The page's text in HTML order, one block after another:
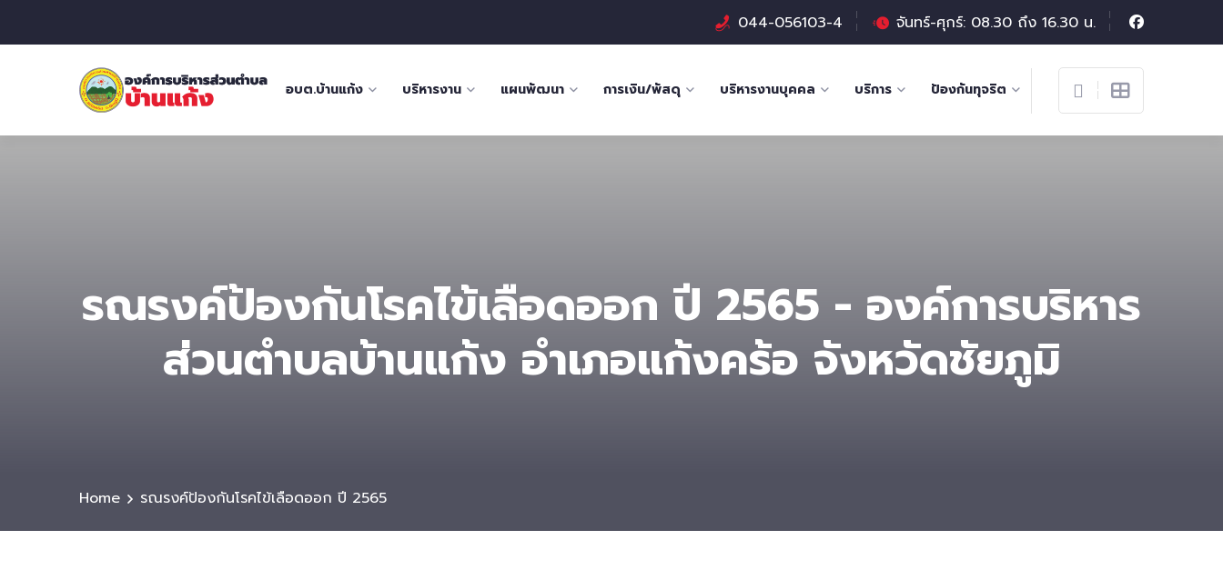
044-056103-4 จันทร์-ศุกร์: 08.30 ถึง 16.30 น.
อบต.บ้านแก้ง บริหารงาน แผนพัฒนา การเงิน/พัสดุ บริหารงานบุคคล บริการ ป้องกันทุจริต
รณรงค์ป้องกันโรคไข้เลือดออก ปี 2565 - องค์การบริหาร
ส่วนตําบลบ้านแก้ง อำเภอแก้งคร้อ จังหวัดชัยภูมิ
Home รณรงค์ป้องกันโรคไข้เลือดออก ปี 2565